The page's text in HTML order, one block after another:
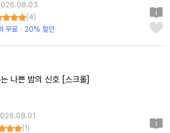
(4)
무료 20% 할인
나쁜 밤의 신호 [스크롤]
(1 )